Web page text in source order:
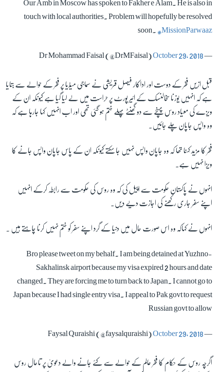
زبان
Our Amb in Moscow has spoken to Fakher e Alam. He is also in
touch with local authorities. Problem will hopefully be resolved
soon.
#MissionParwaaz
— Dr Mohammad Faisal (@DrMFaisal)
October 29, 2018
قبل ازیں فخر کے دوست اور اداکار فیصل قریشی نے سماجی میڈیا پر فخر کے حوالے سے بتایا
ہے کہ انہیں یوزنا سخالنسک کے ائیر پورٹ پر حراست میں لے لیا گیا ہے کیونکہ ان کے
ویزے کی معیاد روس پہنچے سے دو گھنٹے پہلے ختم ہو گئی تھی اور اب انہیں کہا جارہا ہے کہ
وہ واپس جاپان چلے جائیں۔
فخر کا مزید کہنا تھا کہ وہ جاپان واپس نہیں جا سکتے کیونکہ ان کے پاس جاپان واپس جانے کا
ویزا نہیں ہے۔
انہوں نے پاکستان حکومت سے اپیل کی کہ وہ روس کی حکومت سے رابطہ کرکے انہیں
اپنے سفر جاری رکھنے کی اجازت دیے دیں۔
انہوں نے کہاکہ وہ اس صورت حال میں دنیا کے گرد اپنے سفر کو ختم نہیں کرنا چاہتے ہیں ۔
Bro please tweet on my behalf. I am being detained at Yuzhno-
Sakhalinsk airport because my visa expired 2 hours and date
changed. They are forcing me to turn back to Japan. I cannot go to
Japan because I had single entry visa. I appeal to Pak govt to request
Russian govt to allow
— Faysal Quraishi (@faysalquraishi)
October 29, 2018
اگرچہ روس کے حکام کا فخر عالم کے حوالے سے کئے جانے والے دعویٰ پر تاحال روس